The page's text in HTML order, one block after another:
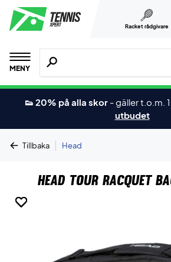
Racket rådgivare
MENY
Sök efter produkter, märken
👟 20% på alla skor -gäller t.o.m.
utbudet
Tillbaka | Head
Head Tour Racquet